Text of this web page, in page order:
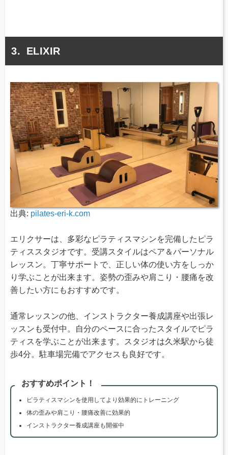
ELIXIR
出典: pilates-eri-k.com
エリクサーは、多彩なピラティスマシンを完備したピラ
ティススタジオです。受講スタイルはペア＆パーソナル
レッスン。丁寧サポートで、正しい体の使い方をしっか
り学ぶことが出来ます。姿勢の歪みや肩こり・腰痛を改
善したい方にもおすすめです。
通常レッスンの他、インストラクター養成講座や出張レ
ッスンも受付中。自分のペースに合ったスタイルでピラ
ティスを学ぶことが出来ます。スタジオは久米駅から徒
歩4分。駐車場完備でアクセスも良好です。
おすすめポイント！
ピラティスマシンを使用してより効果的にトレーニング
体の歪みや肩こり・腰痛改善に効果的
インストラクター養成講座も開催中